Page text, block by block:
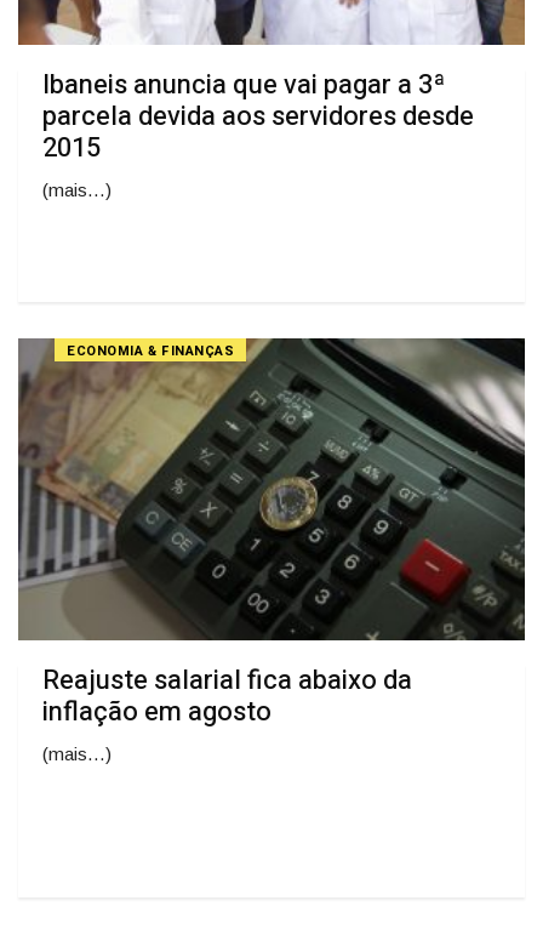
Ibaneis anuncia que vai pagar a 3ª
parcela devida aos servidores desde
2015
(mais…)
ECONOMIA & FINANÇAS
Reajuste salarial fica abaixo da
inflação em agosto
(mais…)